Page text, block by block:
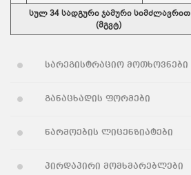
სულ34სადგური ჯამური სიმძლავრით
(მგვტ)
სარეგისტრაციო მოთხოვნები
განაცხადის ფორმები
წარმოების ლიცენზიატები
პირდაპირი მომხმარებლები